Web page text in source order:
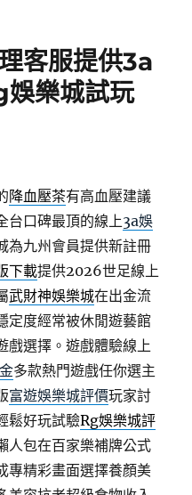
客服提供3a
娛樂城試玩
降血壓茶有高血壓建議
台口碑最頂的線上3a娛
為九州會員提供新註冊
下載提供2026世足線上
武財神娛樂城在出金流
定度經常被休閒遊藝館
戲選擇。遊戲體驗線上
多款熱門遊戲任你選主
富遊娛樂城評價玩家討
鬆好玩試驗Rg娛樂城評
人包在百家樂補牌公式
專精彩畫面選擇養顏美